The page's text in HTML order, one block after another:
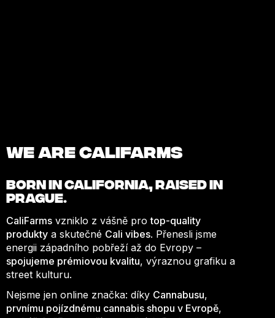
We are Califarms
BORN INCALIFORNIA, RAISED IN
PRAGUE.
CaliFarms vzniklo z vášně protop-quality
produkty a skutečné Cali vibes. Přenesli jsme
energii západního pobřeží až do Evropy –
spojujeme prémiovou kvalitu, výraznou grafiku a
street kulturu.
Nejsme jen online značka: díky Cannabusu,
prvnímu pojízdnému cannabis shopu v Evropě,